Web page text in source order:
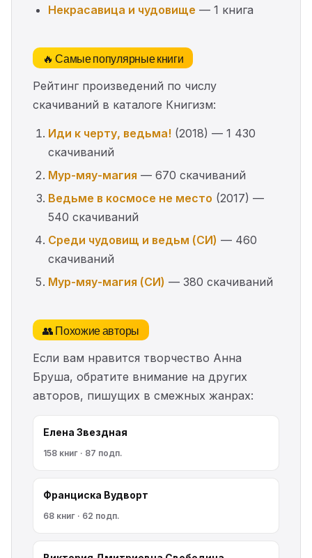
Некрасавица и чудовище — 1 книга
🔥 Самые популярные книги
Рейтинг произведений по числу
скачиваний в каталоге Книгизм:
Иди к черту, ведьма! (2018) — 1 430
скачиваний
Мур-мяу-магия — 670 скачиваний
Ведьме в космосе не место (2017) —
540 скачиваний
Среди чудовищ и ведьм (СИ) — 460
скачиваний
Мур-мяу-магия (СИ) — 380 скачиваний
👥 Похожие авторы
Если вам нравится творчество Анна
Бруша, обратите внимание на других
авторов, пишущих в смежных жанрах:
Елена Звездная
158 книг · 87 подп.
Франциска Вудворт
68 книг · 62 подп.